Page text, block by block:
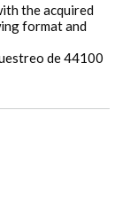
the acquired
format and
de 44100